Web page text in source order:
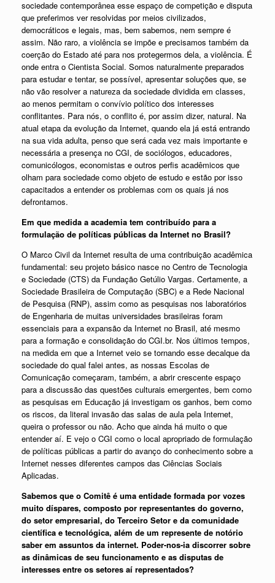
sociedade contemporânea esse espaço de competição e disputa
que preferimos ver resolvidas por meios civilizados,
democráticos e legais, mas, bem sabemos, nem sempre é
assim. Não raro, a violência se impõe e precisamos também da
coerção do Estado até para nos protegermos dela, a violência. É
onde entra o Cientista Social. Somos naturalmente preparados
para estudar e tentar, se possível, apresentar soluções que, se
não vão resolver a natureza da sociedade dividida em classes,
ao menos permitam o convívio político dos interesses
conflitantes. Para nós, o conflito é, por assim dizer, natural. Na
atual etapa da evolução da Internet, quando ela já está entrando
na sua vida adulta, penso que será cada vez mais importante e
necessária a presença no CGI, de sociólogos, educadores,
comunicólogos, economistas e outros perfis acadêmicos que
olham para sociedade como objeto de estudo e estão por isso
capacitados a entender os problemas com os quais já nos
defrontamos.
Em que medida a academia tem contribuído para a
formulação de políticas públicas da Internet no Brasil?
O Marco Civil da Internet resulta de uma contribuição acadêmica
fundamental: seu projeto básico nasce no Centro de Tecnologia
e Sociedade (CTS) da Fundação Getúlio Vargas. Certamente, a
Sociedade Brasileira de Computação (SBC) e a Rede Nacional
de Pesquisa (RNP), assim como as pesquisas nos laboratórios
de Engenharia de muitas universidades brasileiras foram
essenciais para a expansão da Internet no Brasil, até mesmo
para a formação e consolidação do CGI.br. Nos últimos tempos,
na medida em que a Internet veio se tornando esse decalque da
sociedade do qual falei antes, as nossas Escolas de
Comunicação começaram, também, a abrir crescente espaço
para a discussão das questões culturais emergentes, bem como
as pesquisas em Educação já investigam os ganhos, bem como
os riscos, da literal invasão das salas de aula pela Internet,
queira o professor ou não. Acho que ainda há muito o que
entender aí. E vejo o CGI como o local apropriado de formulação
de políticas públicas a partir do avanço do conhecimento sobre a
Internet nesses diferentes campos das Ciências Sociais
Aplicadas.
Sabemos que o Comitê é uma entidade formada por vozes
muito díspares, composto por representantes do governo,
do setor empresarial, do Terceiro Setor e da comunidade
científica e tecnológica, além de um represente de notório
saber em assuntos da internet. Poder-nos-ia discorrer sobre
as dinâmicas de seu funcionamento e as disputas de
interesses entre os setores aí representados?